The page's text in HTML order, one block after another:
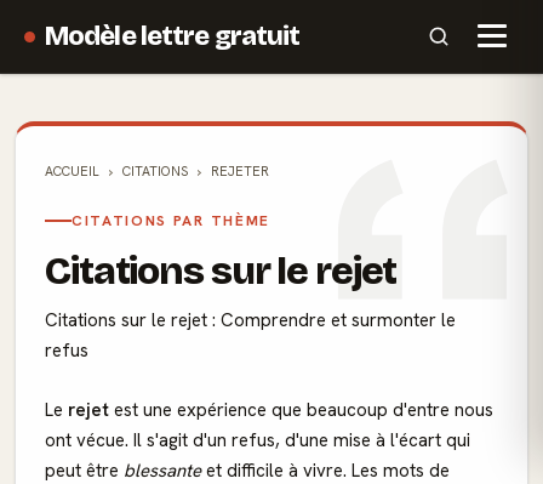
Modèle lettre gratuit
ACCUEIL CITATIONS REJETER
CITATIONS PAR THÈME
Citations sur le rejet
Citations sur le rejet : Comprendre et surmonter le
refus
Le rejet est une expérience que beaucoup d'entre nous
ont vécue. Il s'agit d'un refus, d'une mise à l'écart qui
peut être blessanteet difficile à vivre. Les mots de